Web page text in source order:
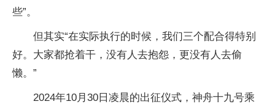
些”。
但其实“在实际执行的时候，我们三个配合得特别
好。大家都抢着干，没有人去抱怨，更没有人去偷
懒。”
2024年10月30日凌晨的出征仪式，神舟十九号乘